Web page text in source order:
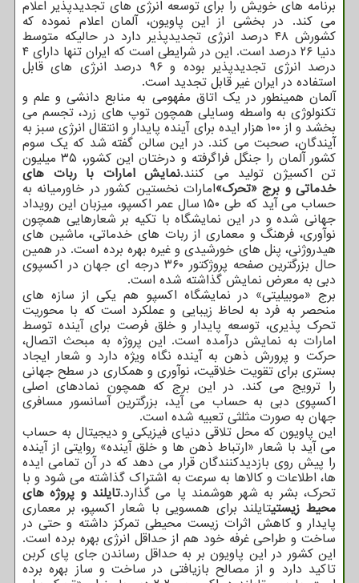
برنامه های خویش را برای توسعه انرژی های تجدیدپذیر اعلام
می کند. در بخشی از این پاویون، آلمان اعلام نموده که
کشورش ۴۸ درصد انرژی تجدیدپذیر دارد در حالیکه متوسط
دنیا ۲۶ درصد است. این در شرایطی است که ایران تنها دارای ۴
درصد انرژی تجدیدپذیر بوده و ۹۶ درصد انرژی های قابل
استفاده در ایران غیر قابل تجدید است.
آلمان همینطور در یک اتاق مفهومی به منابع دانشی و علم و
تکنولوژی به واسطه وسایلی همچون توپ های زرد، تجسم می
بخشد و از ۱۰۰ هزار ایده برای آینده پایدار و انتقال انرژی سبز به
آیندگان، صحبت می کند. در این سالن گفته شد که یک سوم
کشور آلمان را جنگل فراگرفته و درختان این کشور، ۳۵ میلیون
تن اکسیژن تولید می کنند.نمایش امارات با ربات های
خدماتی و برج «تحرک»امارات نخستین کشور در خاورمیانه به
حساب می آید که طی ۱۵۰ سال عمر اکسپو، میزبان این رویداد
جهانی شده و در این نمایشگاه با تکیه بر شعارهایی همچون
نوآوری، فرهنگ و معماری از ربات های خدماتی، ماشین های
هیدروژنی، پنل های خورشیدی و غیره بهره برده است. در همین
حال بزرگترین صفحه پروژکتور ۳۶۰ درجه ای جهان در اکسپوی
دبی به معرض نمایش گذاشته شده است.
برج «موبیلیتی» در نمایشگاه اکسپو هم یکی از سازه های
منحصر به فرد به لحاظ زیبایی و عملکرد است که با محوریت
تحرک پذیری، توسعه پایدار و خلق فرصت برای آینده توسط
امارات به نمایش درآمده است. این پروژه به مبحث اتصال،
حرکت و پرورش ذهن به آینده نگاه ویژه دارد و شعار ایجاد
بستری برای تقویت خلاقیت، نوآوری و همکاری در سطح جهانی
را ترویج می کند. در این برج که همچون نمادهای اصلی
اکسپوی دبی به حساب می آید، بزرگترین آسانسور مسافری
جهان به صورت مثلثی تعبیه شده است.
این پاویون که محل تلاقی دنیای فیزیکی و دیجیتال به حساب
می آید با شعار «ارتباط ذهن ها و خلق آینده» روایتی از آینده
را پیش روی بازدیدکنندگان قرار می دهد که در آن تمامی ایده
ها، اطلاعات و کالاها به سرعت به اشتراک گذاشته می شود و با
تحرک، بشر به شهر هوشمند پا می گذارد.تایلند و پروژه های
محیط زیستیتایلند برای همسویی با شعار اکسپو، بر معماری
پایدار و کاهش اثرات زیست محیطی تمرکز داشته و حتی در
ساخت و طراحی غرفه خود هم از حداقل انرژی بهره برده است.
این کشور در این پاویون بر به حداقل رساندن جای پای کربن
تاکید دارد و از مصالح بازیافتی در ساخت و ساز بهره برده